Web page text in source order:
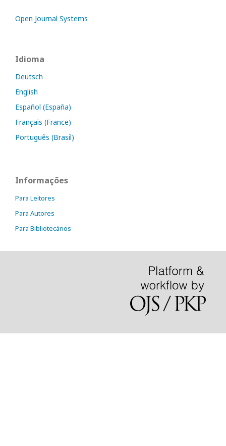
Open Journal Systems
Idioma
Deutsch
English
Español (España)
Français (France)
Português (Brasil)
Informações
Para Leitores
Para Autores
Para Bibliotecários